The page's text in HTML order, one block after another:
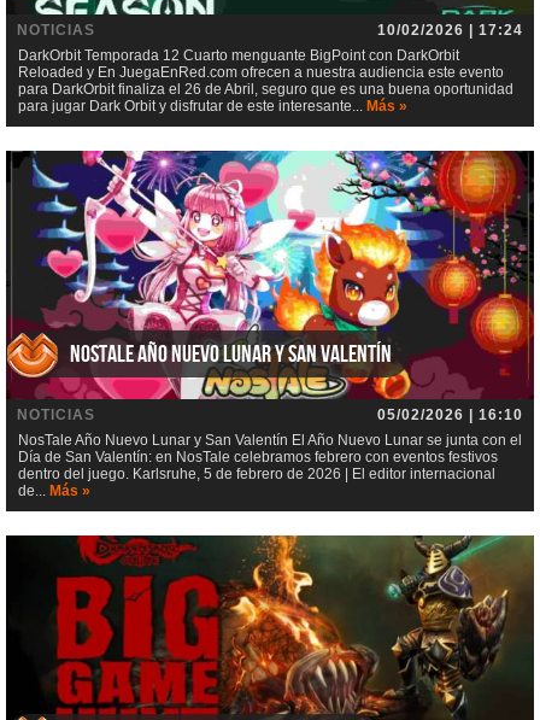
NOTICIAS
10/02/2026 | 17:24
DarkOrbit Temporada 12 Cuarto menguante BigPoint con DarkOrbit
Reloaded y En JuegaEnRed.com ofrecen a nuestra audiencia este evento
para DarkOrbit finaliza el 26 de Abril, seguro que es una buena oportunidad
para jugar Dark Orbit y disfrutar de este interesante... Más »
NosTale Año Nuevo Lunar y San Valentín
NOTICIAS
05/02/2026 | 16:10
NosTale Año Nuevo Lunar y San Valentín El Año Nuevo Lunar se junta con el
Día de San Valentín: en NosTale celebramos febrero con eventos festivos
dentro del juego. Karlsruhe, 5 de febrero de 2026 | El editor internacional
de... Más »